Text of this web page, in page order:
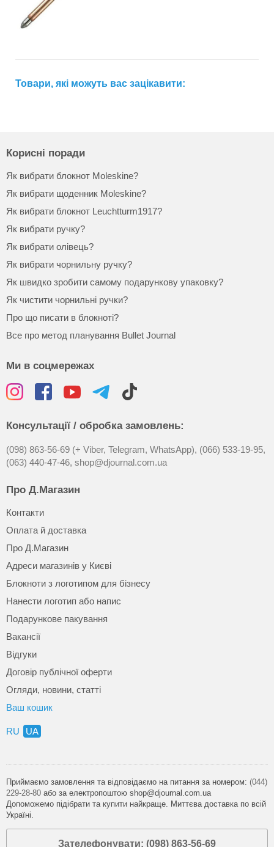
Товари, які можуть вас зацікавити:
Корисні поради
Як вибрати блокнот Moleskine?
Як вибрати щоденник Moleskine?
Як вибрати блокнот Leuchtturm1917?
Як вибрати ручку?
Як вибрати олівець?
Як вибрати чорнильну ручку?
Як швидко зробити самому подарункову упаковку?
Як чистити чорнильні ручки?
Про що писати в блокноті?
Все про метод планування Bullet Journal
Ми в соцмережах
Консультації / обробка замовлень:
(098) 863-56-69 (+ Viber, Telegram, WhatsApp), (066) 533-19-95,
(063) 440-47-46, shop@djournal.com.ua
Про Д.Магазин
Контакти
Оплата й доставка
Про Д.Магазин
Адреси магазинів у Києві
Блокноти з логотипом для бізнесу
Нанести логотип або напис
Подарункове пакування
Вакансії
Відгуки
Договір публічної оферти
Огляди, новини, статті
Ваш кошик
RU UA
Приймаємо замовлення та відповідаємо на питання за номером: (044)
229-28-80 або за електропоштою shop@djournal.com.ua
Допоможемо підібрати та купити найкраще. Миттєва доставка по всій
Україні.
Зателефонувати: (098) 863-56-69